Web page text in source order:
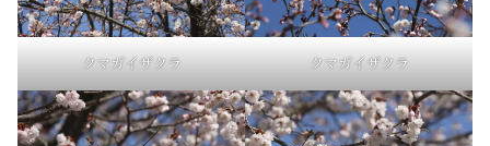
クマガイザクラ クマガイザクラ